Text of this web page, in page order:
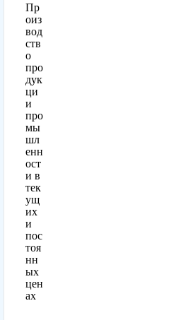
Пр
оиз
вод
ств
о
про
дук
ци
и
про
мы
шл
енн
ост
и в
тек
ущ
их
и
пос
тоя
нн
ых
цен
ах